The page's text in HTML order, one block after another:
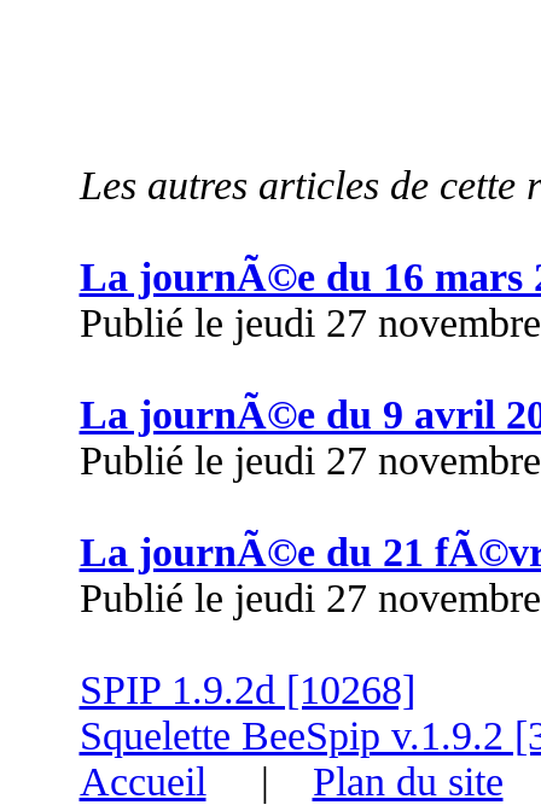
Les autres articles de cette
La journÃ©e du 16 mars
Publié le jeudi 27
La journÃ©e du 9 avril
Publié le jeudi 27
La journÃ©e du 21
Publié le jeudi 27
SPIP 1.9.2d [10268]
Squelette BeeSpip v.1.9.2
Accueil | Plan du site